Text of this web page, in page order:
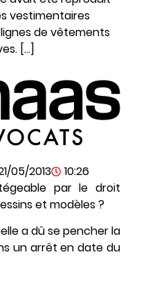
vestimentaires
de vêtements
[…]
05/2013
10:26
par le droit
et modèles ?
a dû se pencher la
un arrêt en date du